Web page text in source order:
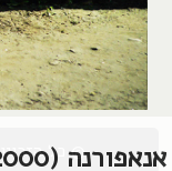
אנאפורנה (2000) Annapurna
© כל הזכויות